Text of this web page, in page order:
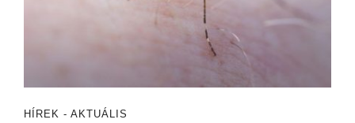
HÍREK - AKTUÁLIS